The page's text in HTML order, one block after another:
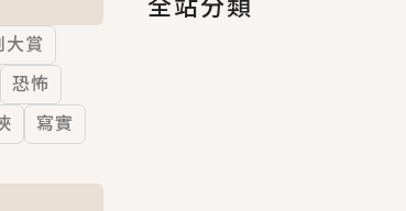
與檸檬與重疊世界》炎熱的夏日、檸檬
洛蒙中毒》救命！特殊費洛蒙體質世界觀
到我了｜《陰陽鬼店》上班族買了房子模
語推行員》每個人心中都有一個連自己
大賞
恐怖
寫實
全站分類